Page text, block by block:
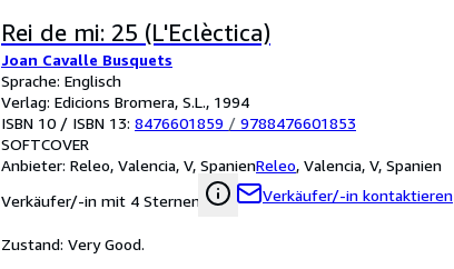
Rei de mi: 25 (L'Eclèctica)
Joan Cavalle Busquets
Sprache: Englisch
Verlag: Edicions Bromera, S.L., 1994
ISBN 10 / ISBN 13: 8476601859 / 9788476601853
SOFTCOVER
Anbieter: Releo, Valencia, V, SpanienReleo, Valencia, V, Spanien
Verkäufer/-in mit 4 Sternen
Verkäufer/-in kontaktieren
Zustand: Very Good.